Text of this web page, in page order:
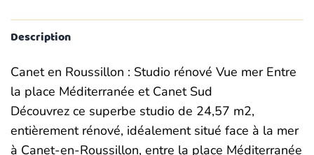
Description
Canet en Roussillon : Studio rénové Vue mer Entre
la place Méditerranée et Canet Sud
Découvrez ce superbe studio de 24,57 m2,
entièrement rénové, idéalement situé face à la mer
à Canet-en-Roussillon, entre la place Méditerranée